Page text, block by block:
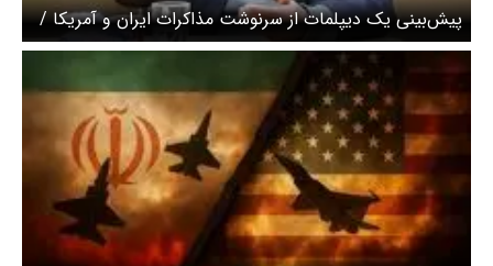
پیش‌بینی یک دیپلمات از سرنوشت مذاکرات ایران و آمریکا /
احتمال حمله اسرائیل وجود دارد